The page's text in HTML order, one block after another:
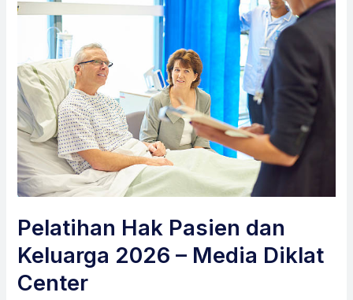
Pelatihan Hak Pasien dan
Keluarga 2026 – Media Diklat
Center